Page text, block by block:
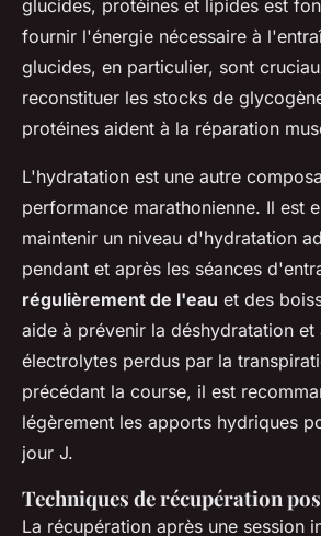
glucides, protéines et lipides est
fournir l'énergie nécessaire à
glucides, en particulier, sont
reconstituer les stocks de
protéines aident à la réparation
L'hydratation est une autre
performance marathonienne. Il est
maintenir un niveau d'hydratation
pendant et après les séances
régulièrement de l'eau et des
aide à prévenir la déshydratation et
électrolytes perdus par la
précédant la course, il est
légèrement les apports hydriques
jour J.
Techniques de récupération
La récupération après une session